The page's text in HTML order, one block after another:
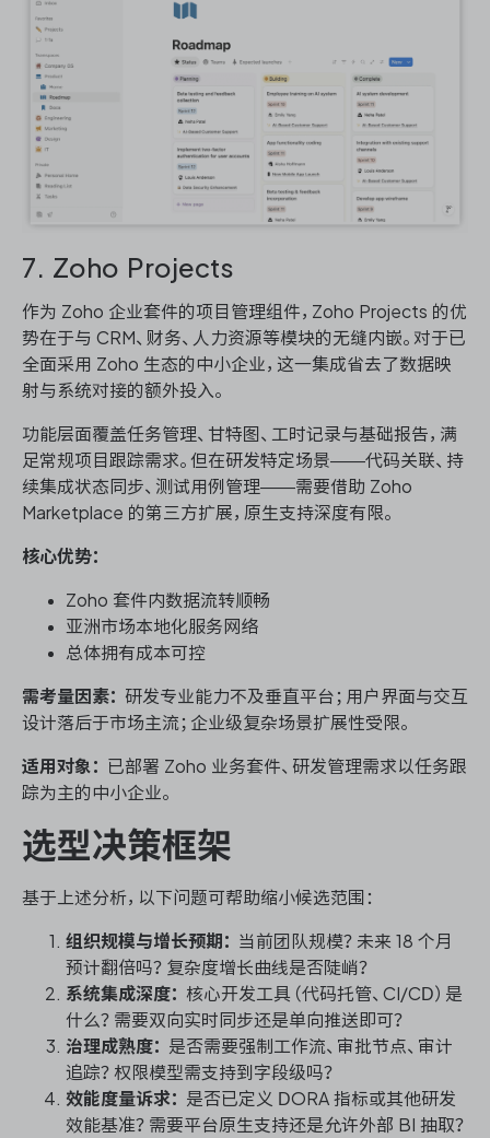
7. Zoho Projects
作为 Zoho 企业套件的项目管理组件，Zoho Projects 的优
势在于与 CRM、财务、人力资源等模块的无缝内嵌。对于已
全面采用 Zoho 生态的中小企业，这一集成省去了数据映
射与系统对接的额外投入。
功能层面覆盖任务管理、甘特图、工时记录与基础报告，满
足常规项目跟踪需求。但在研发特定场景——代码关联、持
续集成状态同步、测试用例管理——需要借助 Zoho
Marketplace 的第三方扩展，原生支持深度有限。
核心优势：
Zoho 套件内数据流转顺畅
亚洲市场本地化服务网络
总体拥有成本可控
需考量因素：
研发专业能力不及垂直平台；用户界面与交互
设计落后于市场主流；企业级复杂场景扩展性受限。
适用对象：
已部署 Zoho 业务套件、研发管理需求以任务跟
踪为主的中小企业。
选型决策框架
基于上述分析，以下问题可帮助缩小候选范围：
组织规模与增长预期：
当前团队规模？未来 18 个月
预计翻倍吗？复杂度增长曲线是否陡峭？
系统集成深度： 核心开发工具（代码托管、CI/CD）是
什么？需要双向实时同步还是单向推送即可？
治理成熟度：
是否需要强制工作流、审批节点、审计
追踪？权限模型需支持到字段级吗？
效能度量诉求：
是否已定义 DORA 指标或其他研发
效能基准？需要平台原生支持还是允许外部 BI 抽取？